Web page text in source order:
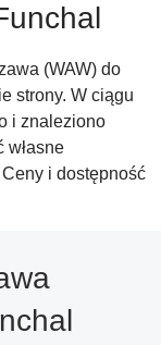
(WAW) do
strony. W ciągu
i znaleziono
własne
i dostępność